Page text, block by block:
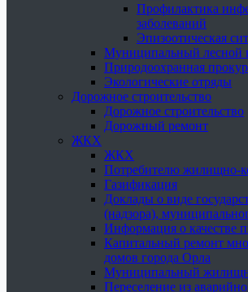
Профилактика
заболеваний
Эпизоотическая
Муниципальный лесной
Природоохранная
Экологические отряды
Дорожное строительство
Дорожное строительство
Дорожный ремонт
ЖКХ
ЖКХ
Потребителю жилищно-
Газификация
Доклады о виде
(надзора),
Информация о качестве
Капитальный ремонт
домов города Орла
Муниципальный
Переселение из